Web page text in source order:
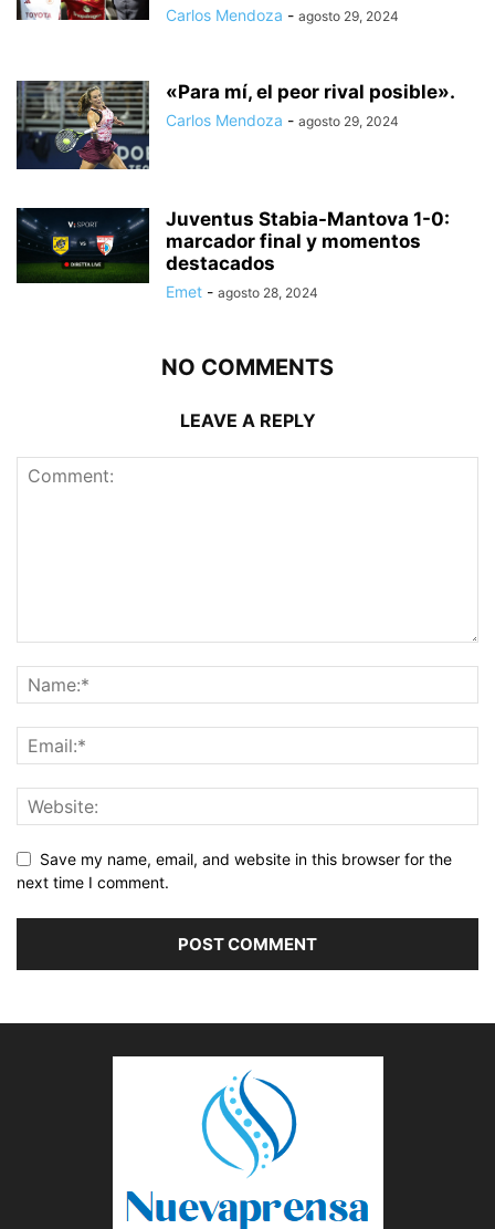
Carlos Mendoza - agosto 29, 2024
«Para mí, el peor rival posible».
Carlos Mendoza - agosto 29, 2024
Juventus Stabia-Mantova 1-0:
marcador final y momentos
destacados
Emet - agosto 28, 2024
NO COMMENTS
LEAVE A REPLY
Save my name, email, and website in this browser for the
next time I comment.